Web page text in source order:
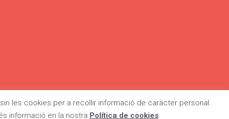
CONTACTE LEGALITAT
les cookies per a recollir informació de caràcter personal.
informació en la nostra Política de cookies.